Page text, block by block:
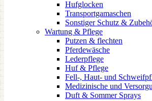
Hufglocken
Transportgamaschen
Sonstiger Schutz &
Wartung & Pflege
Putzen & flechten
Pferdewäsche
Lederpflege
Huf & Pflege
Fell-, Haut- und
Medizinische und
Duft & Sommer Sprays